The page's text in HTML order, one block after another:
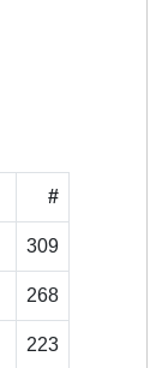
#
309
268
223